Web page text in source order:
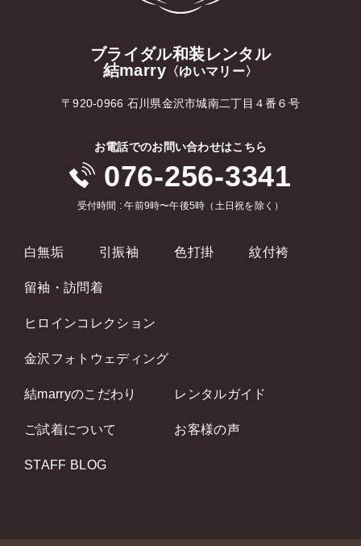
ブライダル和装レンタル
結marry 〈ゆいマリー〉
〒920-0966 石川県金沢市城南二丁目４番６号
お電話でのお問い合わせはこちら
076-256-3341
受付時間 : 午前9時〜午後5時（土日祝を除く）
白無垢 引振袖 色打掛 紋付袴
留袖・訪問着
ヒロインコレクション
金沢フォトウェディング
結marryのこだわり レンタルガイド
ご試着について お客様の声
STAFF BLOG